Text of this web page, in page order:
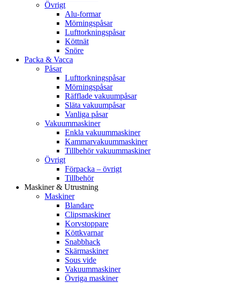
Övrigt
Alu-formar
Mörningspåsar
Lufttorkningspåsar
Köttnät
Snöre
Packa & Vacca
Påsar
Lufttorkningspåsar
Mörningspåsar
Räfflade vakuumpåsar
Släta vakuumpåsar
Vanliga påsar
Vakuummaskiner
Enkla vakuummaskiner
Kammarvakuummaskiner
Tillbehör vakuummaskiner
Övrigt
Förpacka – övrigt
Tillbehör
Maskiner & Utrustning
Maskiner
Blandare
Clipsmaskiner
Korvstoppare
Köttkvarnar
Snabbhack
Skärmaskiner
Sous vide
Vakuummaskiner
Övriga maskiner